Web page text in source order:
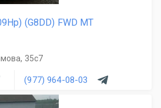
(G8DD) FWD MT
35с7
(977) 964-08-03